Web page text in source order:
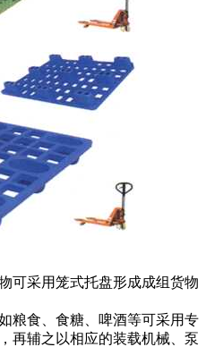
可采用笼式托盘形成成组货物
粮食、食糖、啤酒等可采用专
再辅之以相应的装载机械、泵